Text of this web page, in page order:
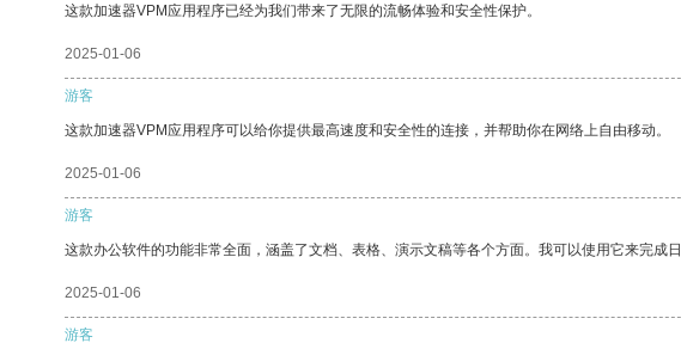
这款加速器VPM应用程序已经为我们带来了无限的流畅体验和安全性保护。
2025-01-06
游客
这款加速器VPM应用程序可以给你提供最高速度和安全性的连接，并帮助你在网络上自由移动。
2025-01-06
游客
这款办公软件的功能非常全面，涵盖了文档、表格、演示文稿等各个方面。我可以使用它来完成
2025-01-06
游客